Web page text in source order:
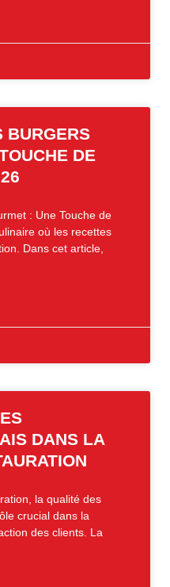
BURGERS
DE
: Une Touche de
où les recettes
Dans cet article,
DANS LA
la qualité des
crucial dans la
des clients. La